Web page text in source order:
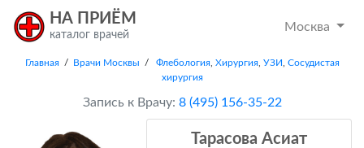
НА ПРИЁМ
каталог врачей
Москва
Главная / Врачи Москвы / Флебология Хирургия УЗИ Сосудистая
хирургия
Запись к Врачу: 8 (495) 156-35-22
Тарасова Асиат